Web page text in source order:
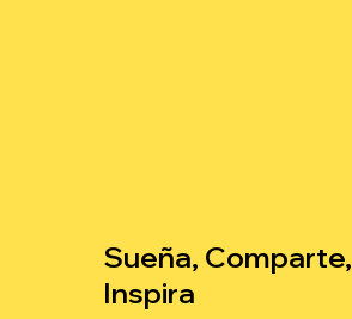
Sueña, Comparte,
Inspira